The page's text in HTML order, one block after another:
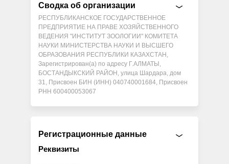
Сводка об организации
РЕСПУБЛИКАНСКОЕ ГОСУДАРСТВЕННОЕ
ПРЕДПРИЯТИЕ НА ПРАВЕ ХОЗЯЙСТВЕННОГО
ВЕДЕНИЯ "ИНСТИТУТ ЗООЛОГИИ" КОМИТЕТА
НАУКИ МИНИСТЕРСТВА НАУКИ И ВЫСШЕГО
ОБРАЗОВАНИЯ РЕСПУБЛИКИ КАЗАХСТАН,
Зарегистрирован(а) по адресу Г.АЛМАТЫ,
БОСТАНДЫКСКИЙ РАЙОН, улица Шардара, дом
31, Присвоен БИН (ИНН) 040740001684, Присвоен
РНН 600400053067
Регистрационные данные
Реквизиты